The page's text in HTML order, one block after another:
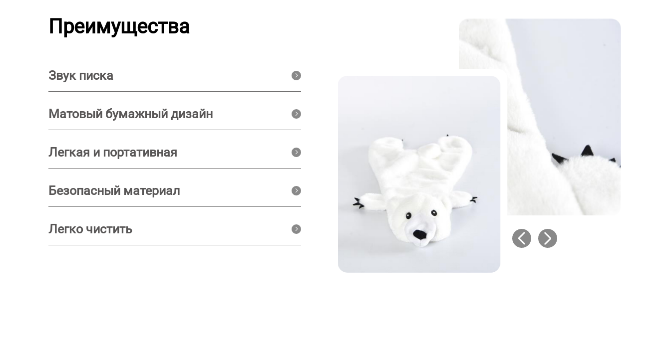
Преимущества
Звук писка
Матовый бумажный дизайн
Легкая и портативная
Безопасный материал
Легко чистить